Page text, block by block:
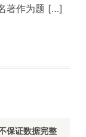
著作为题 […]
保证数据完整